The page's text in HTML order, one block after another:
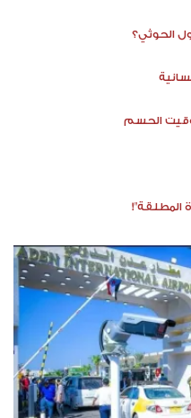
الحوثي؟
الحسم
المطلقة"!